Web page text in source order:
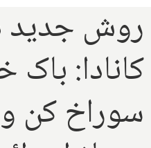
روش جدید
کانادا: باک
سوراخ کن و